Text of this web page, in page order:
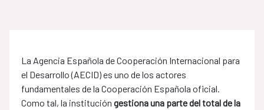
La Agencia Española de Cooperación Internacional para
el Desarrollo (AECID) es uno de los actores
fundamentales de la Cooperación Española oficial.
Como tal, la institución gestiona una parte del total de la